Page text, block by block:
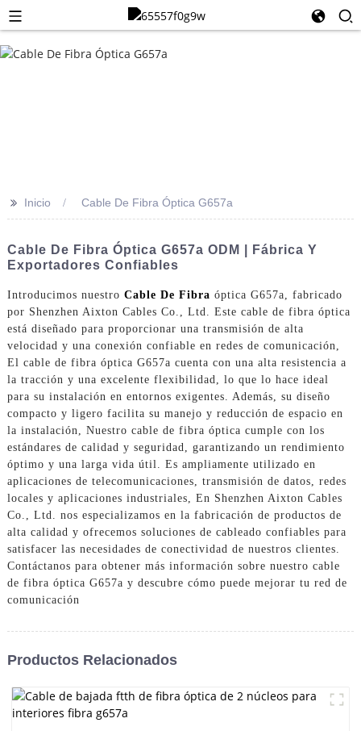
>> Inicio Cable De Fibra Óptica G657a
Cable De Fibra Óptica G657a ODM | Fábrica Y
Exportadores Confiables
Introducimos nuestro Cable De Fibra óptica G657a, fabricado
por Shenzhen Aixton Cables Co., Ltd. Este cable de fibra óptica
está diseñado para proporcionar una transmisión de alta
velocidad y una conexión confiable en redes de comunicación,
El cable de fibra óptica G657a cuenta con una alta resistencia a
la tracción y una excelente flexibilidad, lo que lo hace ideal
para su instalación en entornos exigentes. Además, su diseño
compacto y ligero facilita su manejo y reducción de espacio en
la instalación, Nuestro cable de fibra óptica cumple con los
estándares de calidad y seguridad, garantizando un rendimiento
óptimo y una larga vida útil. Es ampliamente utilizado en
aplicaciones de telecomunicaciones, transmisión de datos, redes
locales y aplicaciones industriales, En Shenzhen Aixton Cables
Co., Ltd. nos especializamos en la fabricación de productos de
alta calidad y ofrecemos soluciones de cableado confiables para
satisfacer las necesidades de conectividad de nuestros clientes.
Contáctanos para obtener más información sobre nuestro cable
de fibra óptica G657a y descubre cómo puede mejorar tu red de
comunicación
Productos Relacionados